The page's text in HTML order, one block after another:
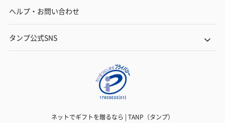
ヘルプ・お問い合わせ
タンプ公式SNS
ネットでギフトを贈るなら | TANP（タンプ）